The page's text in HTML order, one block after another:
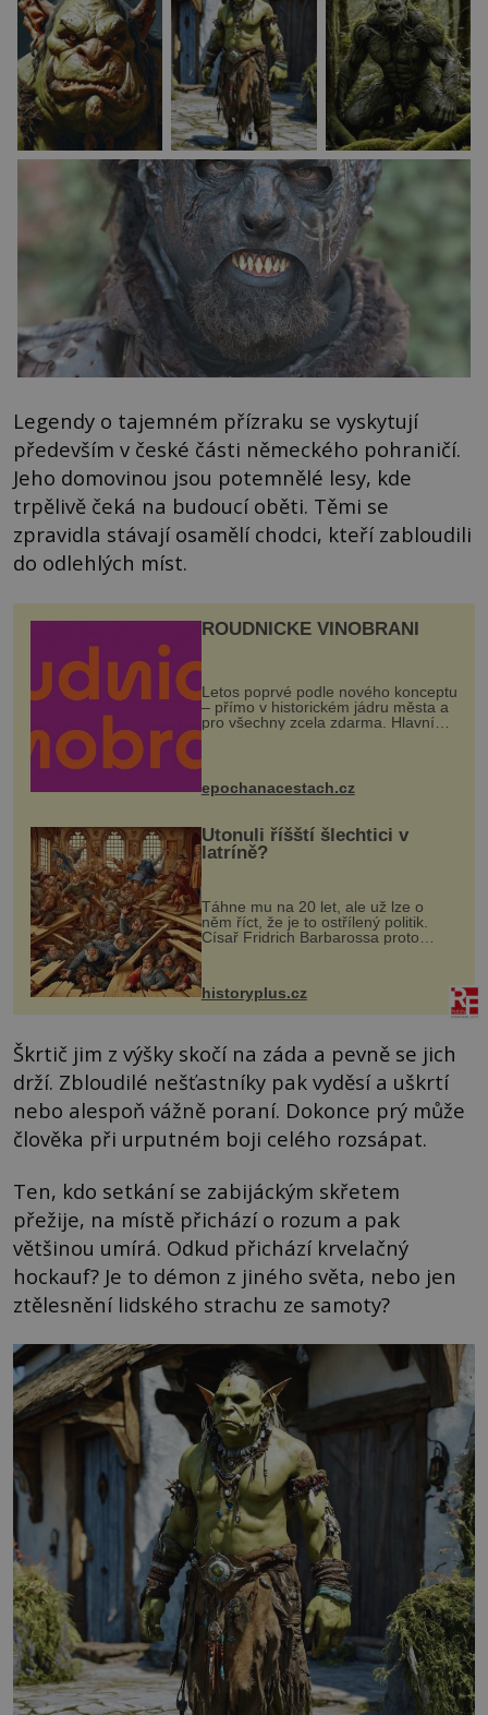
Legendy o tajemném přízraku se vyskytují
především v české části německého pohraničí.
Jeho domovinou jsou potemnělé lesy, kde
trpělivě čeká na budoucí oběti. Těmi se
zpravidla stávají osamělí chodci, kteří zabloudili
do odlehlých míst.
ROUDNICKÉ VINOBRANÍ
Letos poprvé podle nového konceptu
– přímo v historickém jádru města a
pro všechny zcela zdarma. Hlavní
program se odehraje na Karlově a
mohou těšit na víno, burčák, pes...
epochanacestach.cz
Utonuli říšští šlechtici v
latríně?
Táhne mu na 20 let, ale už lze o
něm říct, že je to ostřílený politik.
Císař Fridrich Barbarossa proto
posílá svého syna a dědice Jindřicha
VI. do Erfurtu, aby se stal
prostředníkem při řešení sporu m...
historyplus.cz
Škrtič jim z výšky skočí na záda a pevně se jich
drží. Zbloudilé nešťastníky pak vyděsí a uškrtí
nebo alespoň vážně poraní. Dokonce prý může
člověka při urputném boji celého rozsápat.
Ten, kdo setkání se zabijáckým skřetem
přežije, na místě přichází o rozum a pak
většinou umírá. Odkud přichází krvelačný
hockauf? Je to démon z jiného světa, nebo jen
ztělesnění lidského strachu ze samoty?